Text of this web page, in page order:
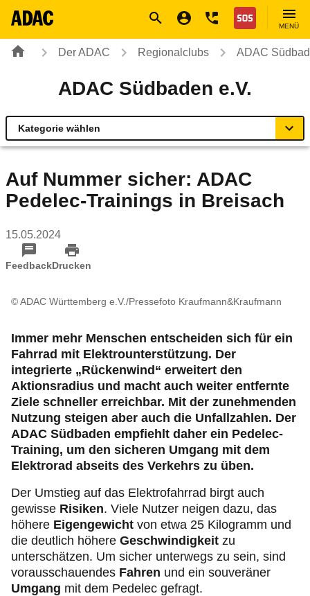
Nothilfe
MENÜ
Der ADAC Regionalclubs ADAC
ADAC Südbaden e.V.
Kategorie wählen
ADAC zu Mobilität und Verkehr
Service Center & Reisebüros
Verkehr, Technik und Umwelt
Karriere
Auf Nummer sicher: ADAC
Pedelec-Trainings in Breisach
15.05.2024
FeedbackDrucken
© ADAC Württemberg e.V./Pressefoto Kraufmann&Kraufmann
Immer mehr Menschen entscheiden sich für ein
Fahrrad mit Elektrounterstützung. Der
integrierte „Rückenwind“ erweitert den
Aktionsradius und macht auch weiter entfernte
Ziele schneller erreichbar. Mit der zunehmenden
Nutzung steigen aber auch die Unfallzahlen. Der
ADAC Südbaden empfiehlt daher ein Pedelec-
Training, um den sicheren Umgang mit dem
Elektrorad abseits des Verkehrs zu üben.
Der Umstieg auf das Elektrofahrrad birgt auch
gewisse Risiken. Viele Nutzer neigen dazu, das
höhere Eigengewicht von etwa 25 Kilogramm und
die deutlich höhere Geschwindigkeit zu
unterschätzen. Um sicher unterwegs zu sein, sind
vorausschauendes Fahren und ein souveräner
Umgang mit dem Pedelec gefragt.